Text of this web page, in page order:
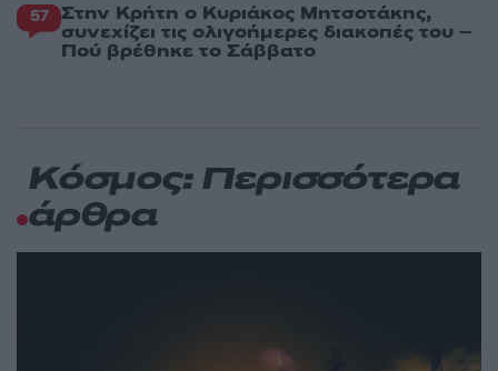
57 Στην Κρήτη ο Κυριάκος Μητσοτάκης,
συνεχίζει τις ολιγοήμερες διακοπές του –
Πού βρέθηκε το Σάββατο
Κόσμος: Περισσότερα
άρθρα